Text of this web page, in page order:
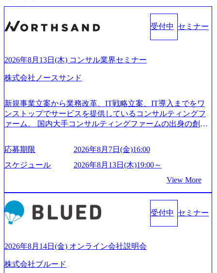
受付中 セミナー
2026年8月13日(木) コンサル業界セミナー
株式会社ノースサンド
新規事業立案から業務改革、IT戦略立案、IT導入までをワ
ンストップでサービスを提供しているコンサルティングフ
ァーム。 国内大手コンサルティングファームの出身の創業
もっと自由に誠実に提案できる会社をつくりたい」「胸を
張って会社が好きだと言えるような家族的な組織をつくり
たい」という想いで会社を設立 PwC・アクセンチュアとい
社出身者など、様々な経歴の社員が活躍しており、働きや
すく魅力的な環境が整っているため、定着率が高いことか
ら「働きがいのある会社」に4年連続ベストカンパニーに選
出されている。 残業時間は平均30時間程度 事業/IT戦略立案
や各種プロジェクトマネジメント、最先端テクノロジーの
をデザインする」というビジョンを掲げ、クライアント目
いることは何かを追究し、本当に価値のある成果を提供し
応募期限
2026年8月7日(金)16:00
スケジュール
2026年8月13日(木)19:00～
View More
受付中 セミナー
2026年8月14日(金) オンライン会社説明会
株式会社ブルード